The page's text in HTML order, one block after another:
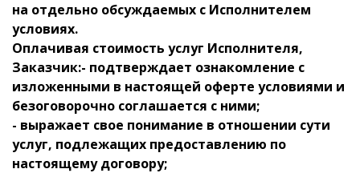
на отдельно обсуждаемых с Исполнителем
условиях.
Оплачивая стоимость услуг Исполнителя,
Заказчик:- подтверждает ознакомление с
изложенными в настоящей оферте условиями и
безоговорочно соглашается с ними;
- выражает свое понимание в отношении сути
услуг, подлежащих предоставлению по
настоящему договору;